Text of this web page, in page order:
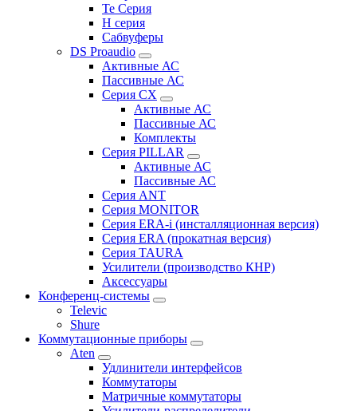
Te Серия
H серия
Сабвуферы
DS Proaudio
Активные АС
Пассивные АС
Серия CX
Активные АС
Пассивные АС
Комплекты
Серия PILLAR
Активные АС
Пассивные АС
Серия ANT
Серия MONITOR
Серия ERA-i (инсталляционная версия)
Серия ERA (прокатная версия)
Серия TAURA
Усилители (производство КНР)
Аксессуары
Конференц-системы
Televic
Shure
Коммутационные приборы
Aten
Удлинители интерфейсов
Коммутаторы
Матричные коммутаторы